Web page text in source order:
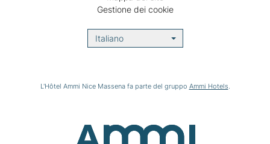
Gestione dei cookie
Italiano
L'Hôtel Ammi Nice Massena fa parte del gruppo Ammi Hotels.